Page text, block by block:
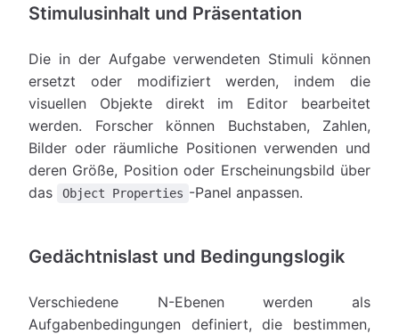
Stimulusinhalt und Präsentation
Die in der Aufgabe verwendeten Stimuli können
ersetzt oder modifiziert werden, indem die
visuellen Objekte direkt im Editor bearbeitet
werden. Forscher können Buchstaben, Zahlen,
Bilder oder räumliche Positionen verwenden und
deren Größe, Position oder Erscheinungsbild über
das
Object Properties -Panel anpassen.
Gedächtnislast und Bedingungslogik
Verschiedene N-Ebenen werden als
Aufgabenbedingungen definiert, die bestimmen,